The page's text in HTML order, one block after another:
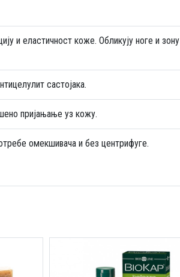
и еластичност коже. Обликују ноге и зону
састојака.
пријањање уз кожу.
омекшивача и без центрифуге.